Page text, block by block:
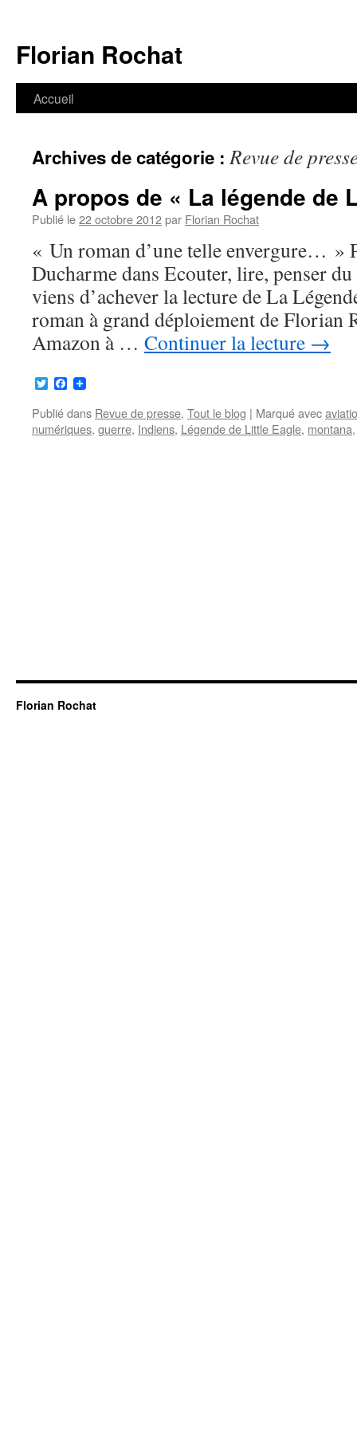
contenu
Florian Rochat
Accueil
Archives de catégorie :Revue de
A propos de « La légende de
Publié le22 octobre 2012par Florian Rochat
« Un roman d’une telle envergure… »
Ducharme dans Ecouter, lire, penser
viens d’achever la lecture de La
roman à grand déploiement de Florian
Amazon à … Continuer la lecture →
TwitterFacebook
Publié dans Revue de presse, Tout le blog | Marqué avec
numériques, guerre, Indiens, Légende de Little Eagle, montana
Florian Rochat